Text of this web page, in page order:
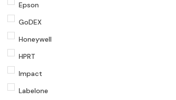
Epson
GoDEX
Honeywell
HPRT
Impact
Labelone